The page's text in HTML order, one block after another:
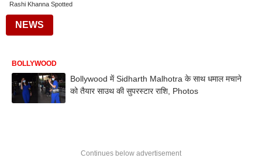
Rashi Khanna Spotted
NEWS
BOLLYWOOD
Bollywood में Sidharth Malhotra के साथ धमाल मचाने
को तैयार साउथ की सुपरस्टार राशि, Photos
Continues below advertisement